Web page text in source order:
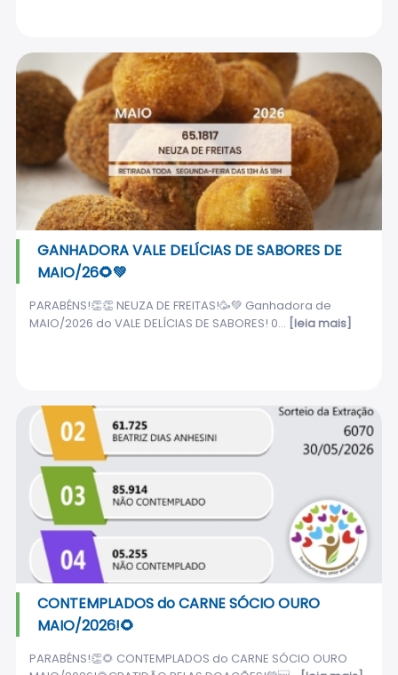
GANHADORA VALE DELÍCIAS DE SABORES DE
MAIO/26🌻💚
PARABÉNS!👏👏 NEUZA DE FREITAS!🥳💚 Ganhadora de
MAIO/2026 do VALE DELÍCIAS DE SABORES! 0... [leia mais]
CONTEMPLADOS do CARNE SÓCIO OURO
MAIO/2026!🌻
PARABÉNS!👏🌻 CONTEMPLADOS do CARNE SÓCIO OURO